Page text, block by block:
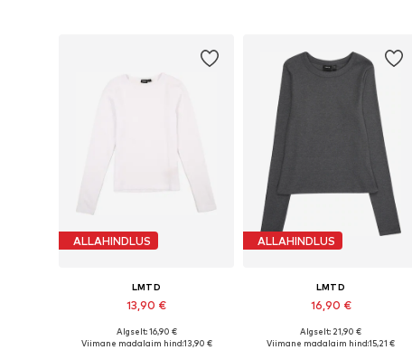
ALLAHINDLUS
LMTD
13,90 €
Saadaval erinevates suurustes
Algselt: 16,90 €
Viimane madalaim hind:13,90 €
ALLAHINDLUS
LMTD
16,90 €
Algselt: 21,90 €
Viimane madalaim hind:15,21 €